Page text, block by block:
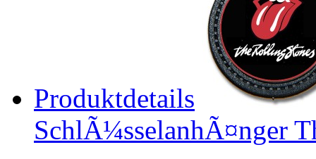
Produktdetails
SchlÃ¼sselanhÃ¤nger